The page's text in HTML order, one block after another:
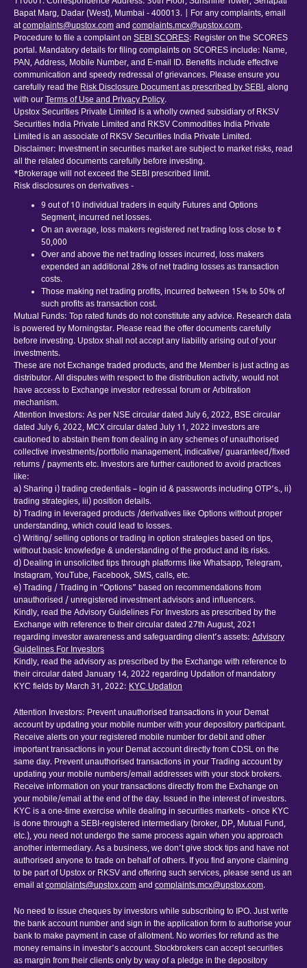
Bapat Marg, Dadar (West), Mumbai - 400013. | For any complaints, email
atcomplaints@upstox.comand complaints.mcx@upstox.com.
Procedure to file a complaint on SEBI SCORES: Register on the SCORES
portal. Mandatory details for filing complaints on SCORES include: Name,
PAN, Address, Mobile Number, and E-mail ID. Benefits include effective
communication and speedy redressal of grievances. Please ensure you
carefully read the Risk Disclosure Document as prescribed by SEBI, along
with ourTerms of Use and Privacy Policy.
Upstox Securities Private Limited is a wholly owned subsidiary of RKSV
Securities India Private Limited and RKSV Commodities India Private
Limited is an associate of RKSV Securities India Private Limited.
Disclaimer: Investment in securities market are subject to market risks, read
all the related documents carefully before investing.
*Brokerage will not exceed the SEBI prescribed limit.
Risk disclosures on derivatives -
9 out of 10 individual traders in equity Futures and Options
Segment, incurred net losses.
On an average, loss makers registered net trading loss close to ₹
50,000
Over and above the net trading losses incurred, loss makers
expended an additional 28% of net trading losses as transaction
costs.
Those making net trading profits, incurred between 15% to 50% of
such profits as transaction cost.
Mutual Funds: Top rated funds do not constitute any advice. Research data
is powered by Morningstar. Please read the offer documents carefully
before investing. Upstox shall not accept any liability arising out of your
investments.
These are not Exchange traded products, and the Member is just acting as
distributor. All disputes with respect to the distribution activity, would not
have access to Exchange investor redressal forum or Arbitration
mechanism.
Attention Investors: As per NSE circular dated July 6, 2022, BSE circular
dated July 6, 2022, MCX circular dated July 11, 2022 investors are
cautioned to abstain them from dealing in any schemes of unauthorised
collective investments/portfolio management, indicative/ guaranteed/fixed
returns / payments etc. Investors are further cautioned to avoid practices
like:
a) Sharing i) trading credentials – login id & passwords including OTP’s., ii)
trading strategies, iii) position details.
b) Trading in leveraged products /derivatives like Options without proper
understanding, which could lead to losses.
c) Writing/ selling options or trading in option strategies based on tips,
without basic knowledge & understanding of the product and its risks.
d) Dealing in unsolicited tips through platforms like Whatsapp, Telegram,
Instagram, YouTube, Facebook, SMS, calls, etc.
e) Trading / Trading in “Options” based on recommendations from
unauthorised / unregistered investment advisors and influencers.
Kindly, read the Advisory Guidelines For Investors as prescribed by the
Exchange with reference to their circular dated 27th August, 2021
regarding investor awareness and safeguarding client’s assets: Advisory
Guidelines For Investors
Kindly, read the advisory as prescribed by the Exchange with reference to
their circular dated January 14, 2022 regarding Updation of mandatory
KYC fields by March 31, 2022: KYC Updation
Attention Investors: Prevent unauthorised transactions in your Demat
account by updating your mobile number with your depository participant.
Receive alerts on your registered mobile number for debit and other
important transactions in your Demat account directly from CDSL on the
same day. Prevent unauthorised transactions in your Trading account by
updating your mobile numbers/email addresses with your stock brokers.
Receive information on your transactions directly from the Exchange on
your mobile/email at the end of the day. Issued in the interest of investors.
KYC is a one-time exercise while dealing in securities markets - once KYC
is done through a SEBI-registered intermediary (broker, DP, Mutual Fund,
etc.), you need not undergo the same process again when you approach
another intermediary. As a business, we don’t give stock tips and have not
authorised anyone to trade on behalf of others. If you find anyone claiming
to be part of Upstox or RKSV and offering such services, please send us an
email atcomplaints@upstox.comand complaints.mcx@upstox.com.
No need to issue cheques by investors while subscribing to IPO. Just write
the bank account number and sign in the application form to authorise your
bank to make payment in case of allotment. No worries for refund as the
money remains in investor’s account. Stockbrokers can accept securities
as margin from their clients only by way of a pledge in the depository